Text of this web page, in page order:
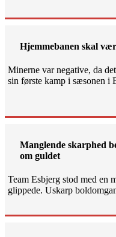
Hjemmebanen skal
Minerne var negative, da
sin første kamp i sæsonen i
Manglende skarphed
om guldet
Team Esbjerg stod med en
glippede. Uskarp